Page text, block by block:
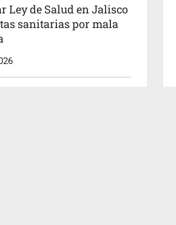
Ley de Salud en Jalisco
sanitarias por mala